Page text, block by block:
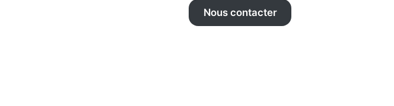
Nous contacter